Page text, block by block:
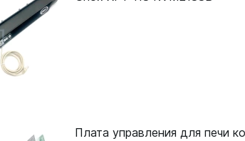
Плата управления для печи